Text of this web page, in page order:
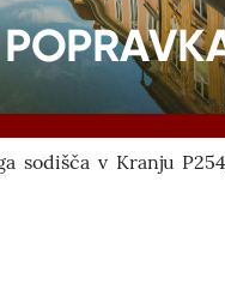
sodišča v Kranju